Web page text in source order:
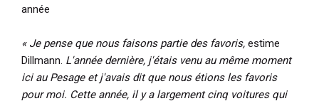
année
« Je pense que nous faisons partie des favoris, estime
Dillmann. L'année dernière, j'étais venu au même moment
ici au Pesage et j'avais dit que nous étions les favoris
pour moi. Cette année, il y a largement cinq voitures qui